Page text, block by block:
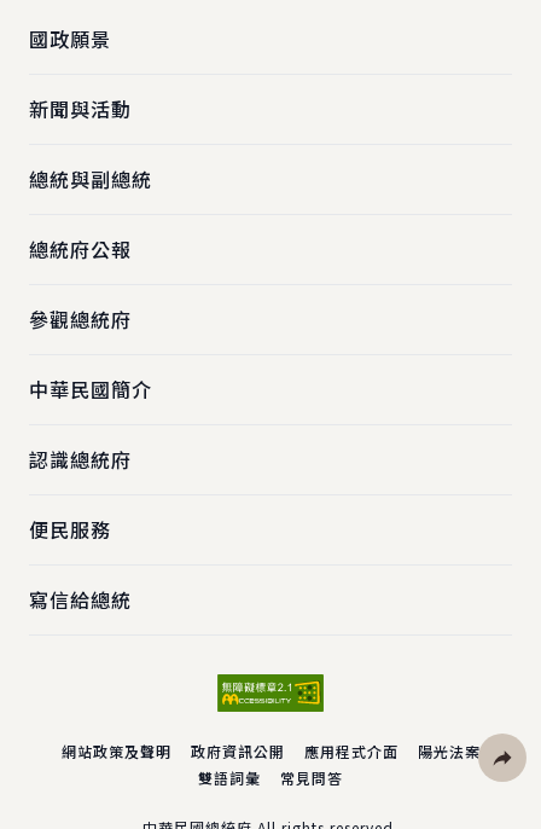
國政願景
新聞與活動
總統與副總統
總統府公報
參觀總統府
中華民國簡介
認識總統府
便民服務
寫信給總統
網站政策及聲明 政府資訊公開 應用程式介面
陽光法案
雙語詞彙
常見問答